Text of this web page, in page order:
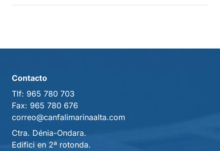
Contacto
Tlf: 965 780 703
Fax: 965 780 676
correo@canfalimarinaalta.com
Ctra. Dénia-Ondara.
Edifici en 2ª rotonda.